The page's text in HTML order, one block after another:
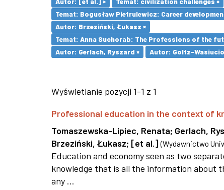
Temat: Bogusław Pietrulewicz: Career
Autor: Brzeziński, Łukasz ×
Temat: Anna Suchorab: The Professions of the
Autor: Gerlach, Ryszard ×
Autor: Goltz-
Wyświetlanie pozycji 1-1 z 1
Professional education in the context of
Tomaszewska-Lipiec, Renata; Gerlach,
Brzeziński, Łukasz; [et al.] (Wydawnictwo
Education and economy seen as two
knowledge that is all the information
any ...